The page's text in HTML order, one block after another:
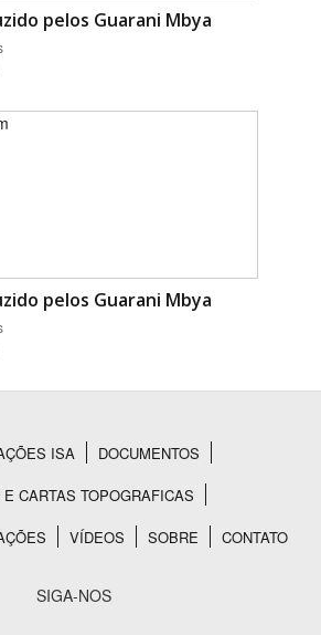
pelos Guarani Mbya
pelos Guarani Mbya
ISA
DOCUMENTOS
CARTAS TOPOGRAFICAS
VÍDEOS SOBRE CONTATO
SIGA-NOS